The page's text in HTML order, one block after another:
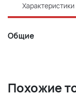
Характеристики
Общие
Похожие